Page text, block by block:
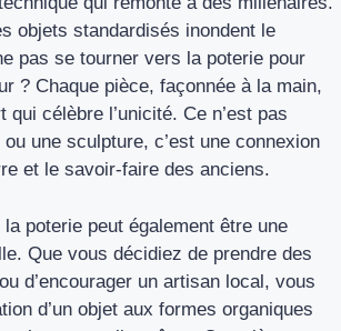
objets standardisés inondent le
pas se tourner vers la poterie pour
? Chaque pièce, façonnée à la main,
célèbre l’unicité. Ce n’est pas
une sculpture, c’est une connexion
et le savoir-faire des anciens.
poterie peut également être une
Que vous décidiez de prendre des
d’encourager un artisan local, vous
d’un objet aux formes organiques